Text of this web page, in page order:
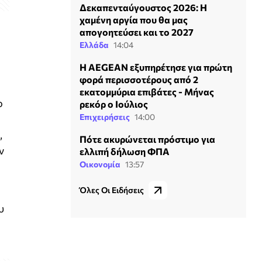
Δεκαπενταύγουστος 2026: Η
χαμένη αργία που θα μας
απογοητεύσει και το 2027
Ελλάδα 14:04
Η AEGEAN εξυπηρέτησε για πρώτη
φορά περισσοτέρους από 2
εκατομμύρια επιβάτες - Μήνας
ρεκόρ ο Ιούλιος
Επιχειρήσεις 14:00
Πότε ακυρώνεται πρόστιμο για
ελλιπή δήλωση ΦΠΑ
Οικονομία 13:57
Όλες Οι Ειδήσεις